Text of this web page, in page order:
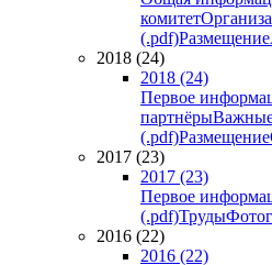
комитет
(.pdf)Размещение
2018 (24)
2018 (24)
Первое
партнёры
(.pdf)Размещение
2017 (23)
2017 (23)
Первое
(.pdf)Труды
2016 (22)
2016 (22)